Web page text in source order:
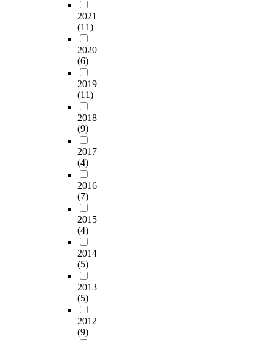
2021
(11)
2020
(6)
2019
(11)
2018
(9)
2017
(4)
2016
(7)
2015
(4)
2014
(5)
2013
(5)
2012
(9)